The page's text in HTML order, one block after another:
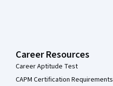
Career Resources
Career Aptitude Test
CAPM Certification Requirements